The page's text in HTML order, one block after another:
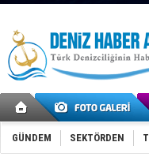
GÜNDEM SEKTÖRDEN